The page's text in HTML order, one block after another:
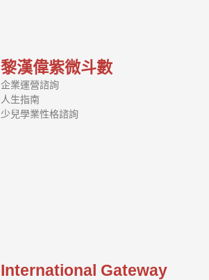
黎漢偉紫微斗數
企業運營諮詢
人生指南
少兒學業性格諮詢
International Gateway